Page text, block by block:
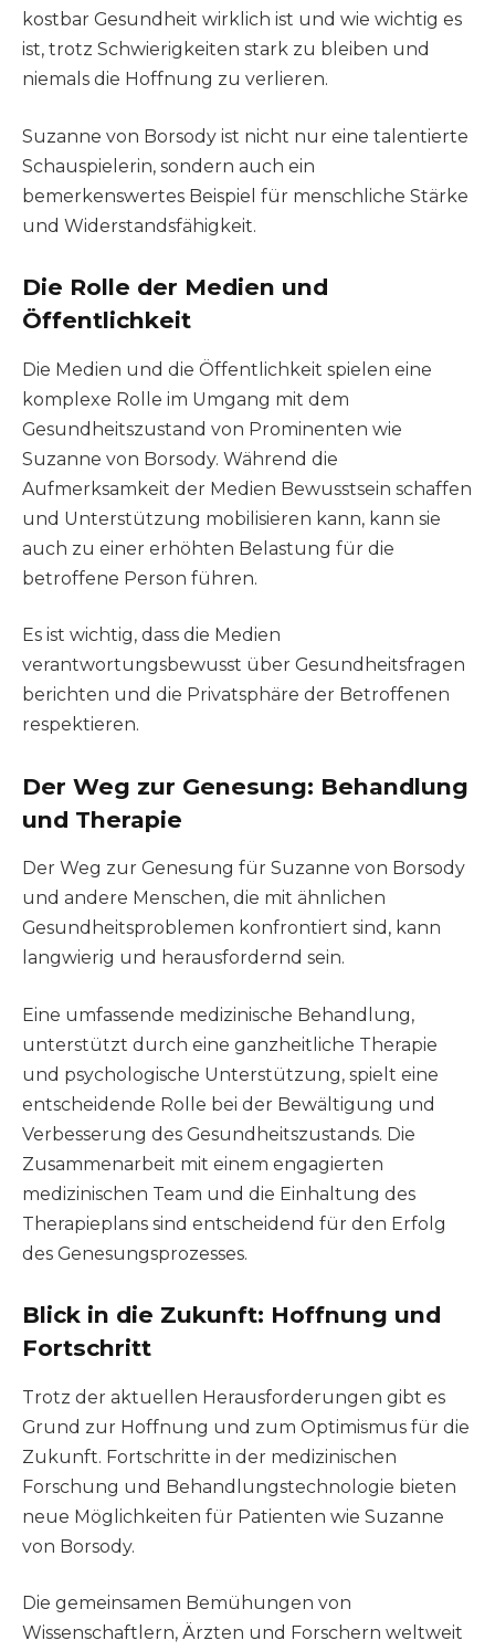
kostbar Gesundheit wirklich ist und wie wichtig es
ist, trotz Schwierigkeiten stark zu bleiben und
niemals die Hoffnung zu verlieren.
Suzanne von Borsody ist nicht nur eine talentierte
Schauspielerin, sondern auch ein
bemerkenswertes Beispiel für menschliche Stärke
und Widerstandsfähigkeit.
Die Rolle der Medien und
Öffentlichkeit
Die Medien und die Öffentlichkeit spielen eine
komplexe Rolle im Umgang mit dem
Gesundheitszustand von Prominenten wie
Suzanne von Borsody. Während die
Aufmerksamkeit der Medien Bewusstsein schaffen
und Unterstützung mobilisieren kann, kann sie
auch zu einer erhöhten Belastung für die
betroffene Person führen.
Es ist wichtig, dass die Medien
verantwortungsbewusst über Gesundheitsfragen
berichten und die Privatsphäre der Betroffenen
respektieren.
Der Weg zur Genesung: Behandlung
und Therapie
Der Weg zur Genesung für Suzanne von Borsody
und andere Menschen, die mit ähnlichen
Gesundheitsproblemen konfrontiert sind, kann
langwierig und herausfordernd sein.
Eine umfassende medizinische Behandlung,
unterstützt durch eine ganzheitliche Therapie
und psychologische Unterstützung, spielt eine
entscheidende Rolle bei der Bewältigung und
Verbesserung des Gesundheitszustands. Die
Zusammenarbeit mit einem engagierten
medizinischen Team und die Einhaltung des
Therapieplans sind entscheidend für den Erfolg
des Genesungsprozesses.
Blick in die Zukunft: Hoffnung und
Fortschritt
Trotz der aktuellen Herausforderungen gibt es
Grund zur Hoffnung und zum Optimismus für die
Zukunft. Fortschritte in der medizinischen
Forschung und Behandlungstechnologie bieten
neue Möglichkeiten für Patienten wie Suzanne
von Borsody.
Die gemeinsamen Bemühungen von
Wissenschaftlern, Ärzten und Forschern weltweit